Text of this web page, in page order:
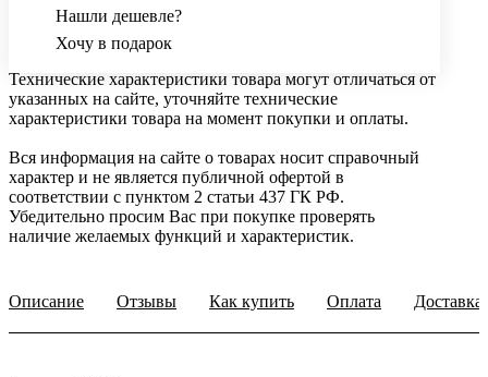
Нашли дешевле?
Хочу в подарок
Технические характеристики товара могут отличаться от
указанных на сайте, уточняйте технические
характеристики товара на момент покупки и оплаты.
Вся информация на сайте о товарах носит справочный
характер и не является публичной офертой в
соответствии с пунктом 2 статьи 437 ГК РФ.
Убедительно просим Вас при покупке проверять
наличие желаемых функций и характеристик.
Описание Отзывы Как купить Оплата Доставка